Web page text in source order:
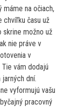
na očiach,
chvíľku času už
možno už
nie práve v
v
vám dodajú
dní.
vyformujú vašu
pracovný